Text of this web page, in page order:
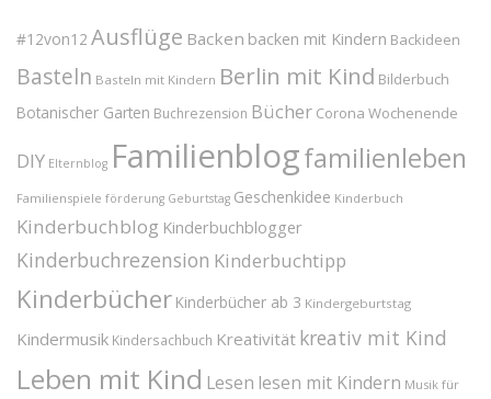
#12von12 Ausflüge Backen backen mit Kindern Backideen
Basteln Basteln mit Kindern Berlin mit Kind Bilderbuch
Botanischer Garten Buchrezension Bücher Corona Wochenende
DIY Elternblog Familienblogfamilienleben
Familienspiele förderung Geburtstag Geschenkidee Kinderbuch
Kinderbuchblog Kinderbuchblogger
Kinderbuchrezension Kinderbuchtipp
Kinderbücher Kinderbücher ab 3 Kindergeburtstag
Kindermusik Kindersachbuch Kreativität kreativ mit Kind
Leben mit Kind Lesen lesen mit Kindern Musik für